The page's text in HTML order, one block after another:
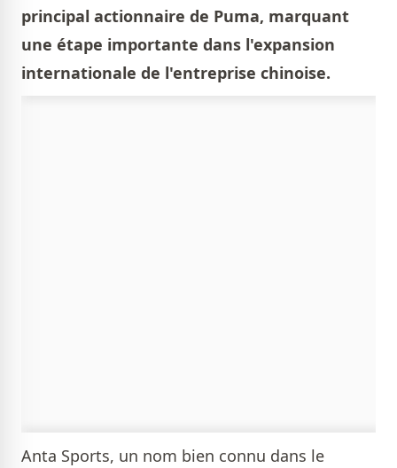
principal actionnaire de Puma, marquant
une étape importante dans l'expansion
internationale de l'entreprise chinoise.
Anta Sports, un nom bien connu dans le